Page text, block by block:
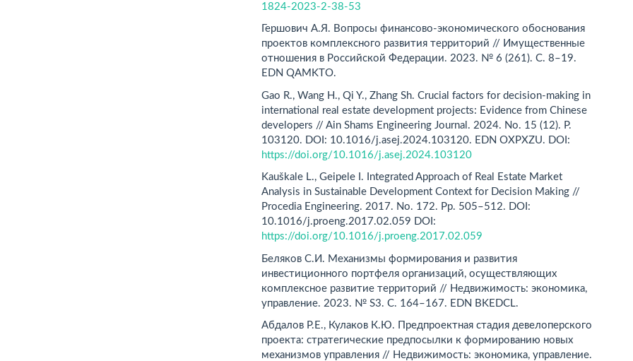
1824-2023-2-38-53
Гершович А.Я. Вопросы финансово-экономического обоснования
проектов комплексного развития территорий // Имущественные
отношения в Российской Федерации. 2023. № 6 (261). С. 8–19.
EDN QAMKTO.
Gao R., Wang H., Qi Y., Zhang Sh. Crucial factors for decision-making in
international real estate development projects: Evidence from Chinese
developers // Ain Shams Engineering Journal. 2024. No. 15 (12). P.
103120. DOI: 10.1016/j.asej.2024.103120. EDN OXPXZU. DOI:
https://doi.org/10.1016/j.asej.2024.103120
Kauškale L., Geipele I. Integrated Approach of Real Estate Market
Analysis in Sustainable Development Context for Decision Making //
Procedia Engineering. 2017. No. 172. Pp. 505–512. DOI:
10.1016/j.proeng.2017.02.059 DOI:
https://doi.org/10.1016/j.proeng.2017.02.059
Беляков С.И. Механизмы формирования и развития
инвестиционного портфеля организаций, осуществляющих
комплексное развитие территорий // Недвижимость: экономика,
управление. 2023. № S3. С. 164–167. EDN BKEDCL.
Абдалов Р.Е., Кулаков К.Ю. Предпроектная стадия девелоперского
проекта: стратегические предпосылки к формированию новых
механизмов управления // Недвижимость: экономика, управление.